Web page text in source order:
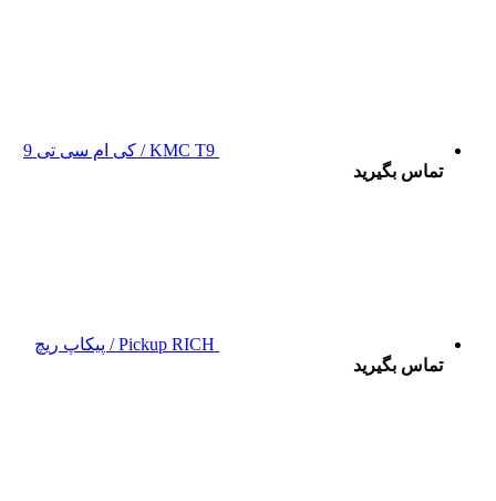
KMC T9 / کی ام سی تی 9
تماس بگیرید
Pickup RICH / پیکاپ ریچ
تماس بگیرید